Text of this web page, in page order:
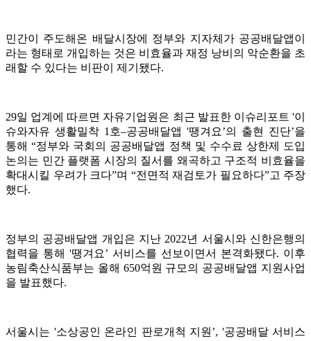
민간이 주도해온 배달시장에 정부와 지자체가 공공배달앱이
라는 형태로 개입하는 것은 비효율과 재정 낭비의 악순환을 초
래할 수 있다는 비판이 제기됐다.
29일 업계에 따르면 자유기업원은 최근 발표한 이슈리포트 '이
슈와자유 생활밀착 1호–공공배달앱 '땡겨요’의 출현 진단’을
통해 “정부와 국회의 공공배달앱 정책 및 수수료 상한제 도입
논의는 민간 플랫폼 시장의 질서를 왜곡하고 구조적 비효율을
확대시킬 우려가 크다”며 “전면적 재검토가 필요하다”고 주장
했다.
정부의 공공배달앱 개입은 지난 2022년 서울시와 신한은행의
협력을 통해 '땡겨요’ 서비스를 선보이면서 본격화됐다. 이후
농림축산식품부는 올해 650억원 규모의 공공배달앱 지원사업
을 발표했다.
서울시는 '소상공인 온라인 판로개척 지원’, '공공배달 서비스